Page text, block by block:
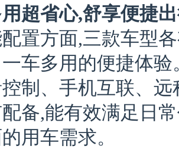
超省心,舒享便捷
置方面,三款车型
车多用的便捷体
制、手机互联、
备,能有效满足日
用车需求。